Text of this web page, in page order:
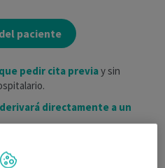
paciente
pedir cita previay sin
derivará directamente a un
General